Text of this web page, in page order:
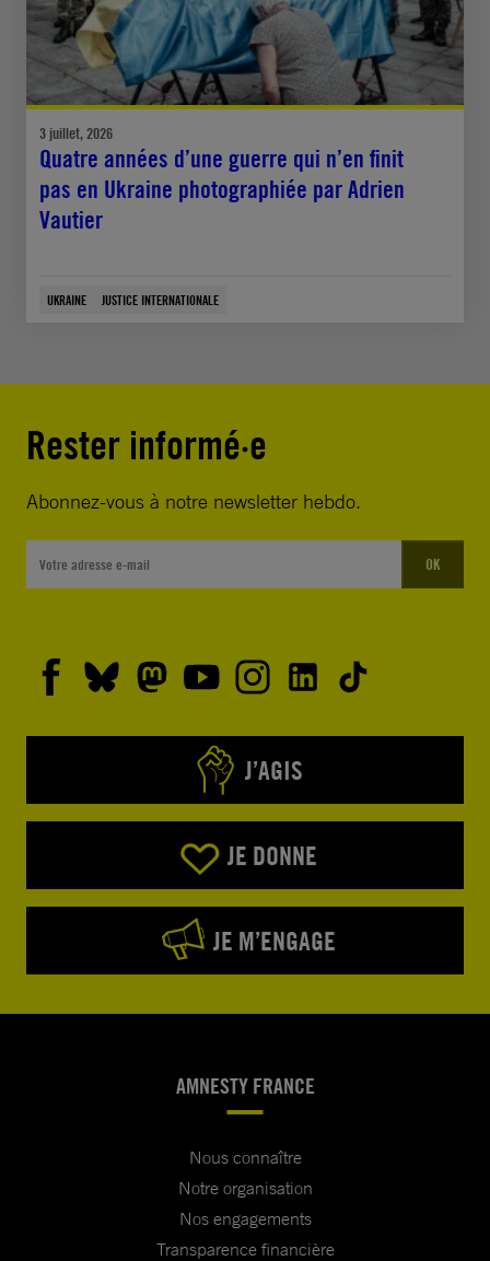
3 juillet, 2026
Quatre années d’une guerre qui n’en finit
pas en Ukraine photographiée par Adrien
Vautier
UKRAINE JUSTICE INTERNATIONALE
Rester informé·e
Abonnez-vous à notre newsletter hebdo.
OK
J’AGIS
JE DONNE
JE M’ENGAGE
AMNESTY FRANCE
Nous connaître
Notre organisation
Nos engagements
Transparence financière